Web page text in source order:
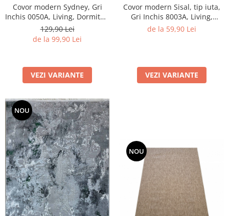
Covor modern Sydney, Gri
Inchis 0050A, Living, Dormitor,
Hol, Bucatarie, 200 x 290 cm
129,90 Lei
de la 99,90 Lei
VEZI VARIANTE
Covor modern Sisal, tip iuta,
Gri Inchis 8003A, Living,
Dormitor, Hol, Bucatarie, 160
de la 59,90 Lei
VEZI VARIANTE
NOU
NOU